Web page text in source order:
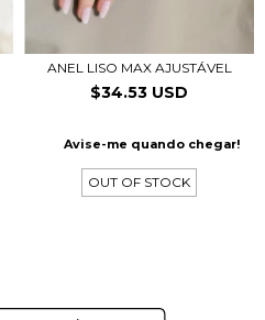
ANEL LISO MAX AJUSTÁVEL
$34.53 USD
Avise-me quando chegar!
OUT OF STOCK